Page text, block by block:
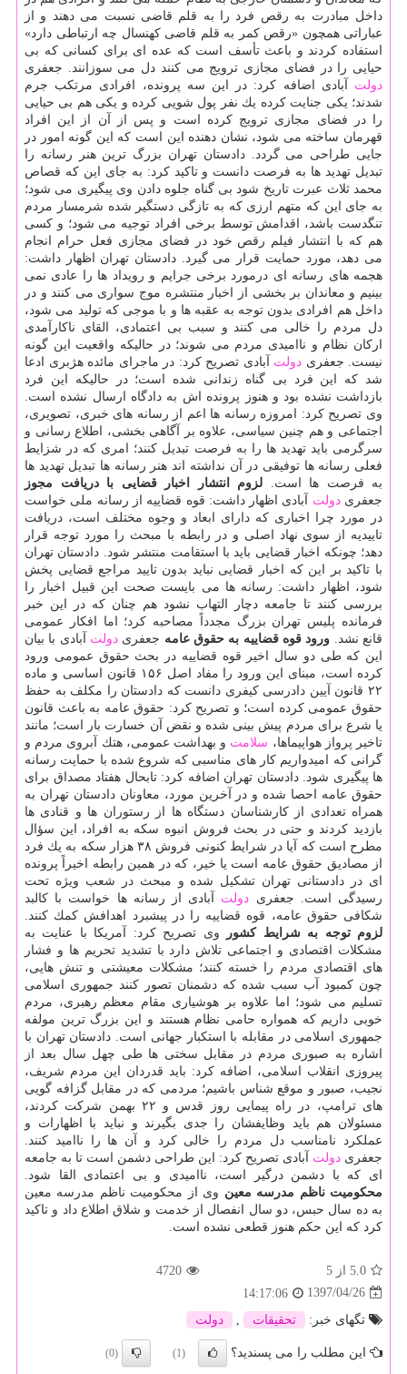
داخل مبادرت به رقص فرد را به قلم قاضی نسبت می دهند و از
عباراتی همچون «رقص كمر به قلم قاضی كهنسال چه ارتباطی دارد»
استفاده كردند و باعث تأسف است كه عده ای برای كسانی كه بی
حیایی را در فضای مجازی ترویج می كنند دل می سوزانند. جعفری
دولت آبادی اضافه كرد: در این سه پرونده، افرادی مرتكب جرم
شدند؛ یكی جنایت كرده یك نفر پول شویی كرده و یكی هم بی حیایی
را در فضای مجازی ترویج كرده است و پس از آن از این افراد
قهرمان ساخته می شود، نشان دهنده این است كه این گونه امور در
جایی طراحی می گردد. دادستان تهران بزرگ ترین هنر رسانه را
تبدیل تهدید ها به فرصت دانست و تاكید كرد: به جای این كه قصاص
محمد ثلاث عبرت تاریخ شود بی گناه جلوه دادن وی پیگیری می شود؛
به جای این كه متهم ارزی كه به تازگی دستگیر شده شرمسار مردم
تنگدست باشد، اقدامش توسط برخی افراد توجیه می شود؛ و كسی
هم كه با انتشار فیلم رقص خود در فضای مجازی فعل حرام انجام
می دهد، مورد حمایت قرار می گیرد. دادستان تهران اظهار داشت:
هجمه های رسانه ای درمورد برخی جرایم و رویداد ها را عادی نمی
بینیم و معاندان بر بخشی از اخبار منتشره موج سواری می كنند و در
داخل هم افرادی بدون توجه به عقبه ها و با موجی كه تولید می شود،
دل مردم را خالی می كنند و سبب بی اعتمادی، القای ناكارآمدی
اركان نظام و ناامیدی مردم می شوند؛ در حالیكه واقعیت این گونه
نیست. جعفری دولت آبادی تصریح كرد: در ماجرای مائده هژبری ادعا
شد كه این فرد بی گناه زندانی شده است؛ در حالیكه این فرد
بازداشت نشده بود و هنوز پرونده اش به دادگاه ارسال نشده است.
وی تصریح كرد: امروزه رسانه ها اعم از رسانه های خبری، تصویری،
اجتماعی و هم چنین سیاسی، علاوه بر آگاهی بخشی، اطلاع رسانی و
سرگرمی باید تهدید ها را به فرصت تبدیل كنند؛ امری كه در شزایط
فعلی رسانه ها توفیقی در آن نداشته اند هنر رسانه ها تبدیل تهدید ها
به فرصت ها است. لزوم انتشار اخبار قضایی با دریافت مجوز
جعفریدولت آبادی اظهار داشت: قوه قضاییه از رسانه ملی خواست
در مورد چرا اخباری كه دارای ابعاد و وجوه مختلف است، دریافت
تاییدیه از سوی نهاد اصلی و در رابطه با مبحث را مورد توجه قرار
دهد؛ چونكه اخبار قضایی باید با استقامت منتشر شود. دادستان تهران
با تاكید بر این كه اخبار قضایی نباید بدون تایید مراجع قضایی پخش
شود، اظهار داشت: رسانه ها می بایست صحت این قبیل اخبار را
بررسی كنند تا جامعه دچار التهاب نشود هم چنان كه در این خبر
فرمانده پلیس تهران بزرگ مجدداً مصاحبه كرد؛ اما افكار عمومی
قانع نشد. ورود قوه قضاییه به حقوق عامه جعفری دولت آبادی با بیان
این كه طی دو سال اخیر قوه قضاییه در بحث حقوق عمومی ورود
كرده است، مبنای این ورود را مفاد اصل ۱۵۶ قانون اساسی و ماده
۲۲ قانون آیین دادرسی كیفری دانست كه دادستان را مكلف به حفظ
حقوق عمومی كرده است؛ و تصریح كرد: حقوق عامه به باعث قانون
یا شرع برای مردم پیش بینی شده و نقض آن خسارت بار است؛ مانند
تاخیر پرواز هواپیماها، سلامت و بهداشت عمومی، هتك آبروی مردم و
گرانی كه امیدواریم كار های مناسبی كه شروع شده با حمایت رسانه
ها پیگیری شود. دادستان تهران اضافه كرد: تابحال هفتاد مصداق برای
حقوق عامه احصا شده و در آخرین مورد، معاونان دادستان تهران به
همراه تعدادی از كارشناسان دستگاه ها از رستوران ها و قنادی ها
بازدید كردند و حتی در بحث فروش انبوه سكه به افراد، این سؤال
مطرح است كه آیا در شرایط كنونی فروش ۳۸ هزار سكه به یك فرد
از مصادیق حقوق عامه است یا خیر، كه در همین رابطه اخیراً پرونده
ای در دادستانی تهران تشكیل شده و مبحث در شعب ویژه تحت
رسیدگی است. جعفری دولت آبادی از رسانه ها خواست با كالبد
شكافی حقوق عامه، قوه قضاییه را در پیشبرد اهدافش كمك كنند.
لزوم توجه به شرایط كشور
وی تصریح كرد: آمریكا با عنایت به
مشكلات اقتصادی و اجتماعی تلاش دارد با تشدید تحریم ها و فشار
های اقتصادی مردم را خسته كنند؛ مشكلات معیشتی و تنش هایی،
چون كمبود آب سبب شده كه دشمنان تصور كنند جمهوری اسلامی
تسلیم می شود؛ اما علاوه بر هوشیاری مقام معظم رهبری، مردم
خوبی داریم كه همواره حامی نظام هستند و این بزرگ ترین مولفه
جمهوری اسلامی در مقابله با استكبار جهانی است. دادستان تهران با
اشاره به صبوری مردم در مقابل سختی ها طی چهل سال بعد از
پیروزی انقلاب اسلامی، اضافه كرد: باید قدردان این مردم شریف،
نجیب، صبور و موقع شناس باشیم؛ مردمی كه در مقابل گزافه گویی
های ترامپ، در راه پیمایی روز قدس و ۲۲ بهمن شركت كردند،
مسئولان هم باید وظایفشان را جدی بگیرند و نباید با اظهارات و
عملكرد نامناسب دل مردم را خالی كرد و آن ها را ناامید كنند.
جعفری دولت آبادی تصریح كرد: این طراحی دشمن است تا به جامعه
ای كه با دشمن درگیر است، ناامیدی و بی اعتمادی القا شود.
محكومیت ناظم مدرسه معین وی از محكومیت ناظم مدرسه معین
به ده سال حبس، دو سال انفصال از خدمت و شلاق اطلاع داد و تاكید
كرد كه این حكم هنوز قطعی نشده است.
5.0 از 5
4720
1397/04/26
14:17:06
تگهای خبر:
تحقیقات دولت
این مطلب را می پسندید؟ (1)
(0)